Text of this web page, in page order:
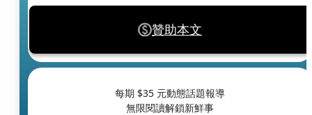
贊助本文
每期 $35 元動態話題報導
無限閱讀解鎖新鮮事